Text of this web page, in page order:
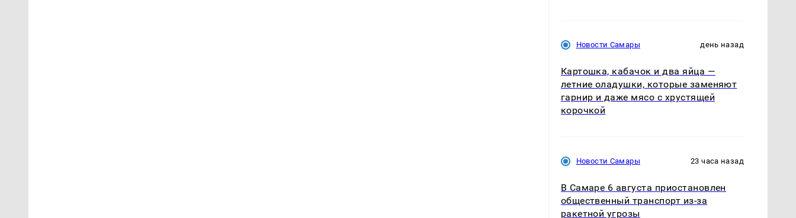
Новости Самары день назад
Картошка, кабачок и два яйца —
летние оладушки, которые заменяют
гарнир и даже мясо с хрустящей
корочкой
Новости Самары 23 часа назад
В Самаре 6 августа приостановлен
общественный транспорт из-за
ракетной угрозы